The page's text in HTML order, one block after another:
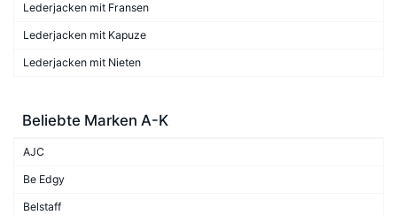
Lederjacken mit Fransen
Lederjacken mit Kapuze
Lederjacken mit Nieten
Beliebte Marken A-K
AJC
Be Edgy
Belstaff